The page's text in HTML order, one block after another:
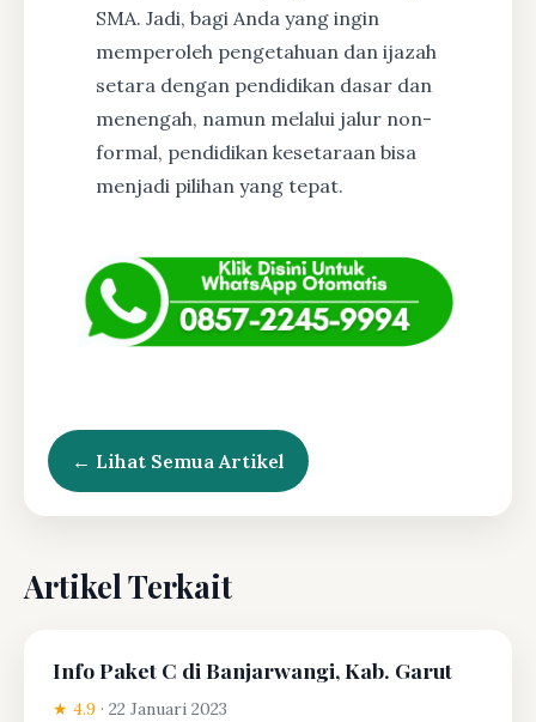
SMA. Jadi, bagi Anda yang ingin
memperoleh pengetahuan dan ijazah
setara dengan pendidikan dasar dan
menengah, namun melalui jalur non-
formal, pendidikan kesetaraan bisa
menjadi pilihan yang tepat.
← Lihat Semua Artikel
Artikel Terkait
Info Paket C di Banjarwangi, Kab. Garut
★ 4.9 · 22 Januari 2023